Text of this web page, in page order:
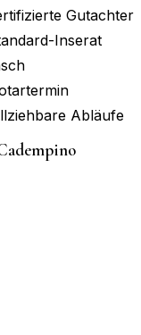
Gutachter
Inserat
Abläufe